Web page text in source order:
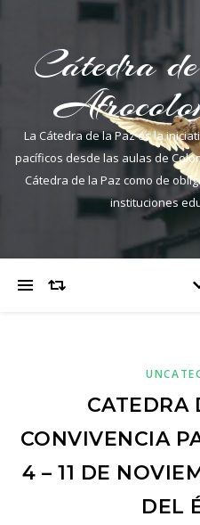
Cátedra
La Cátedra de la Paz es la
pacíficos desde las aulas de
Cátedra de la Paz como de
instituciones
CATEDRA
CONVIVENCIA
4 – 11 DE
DEL